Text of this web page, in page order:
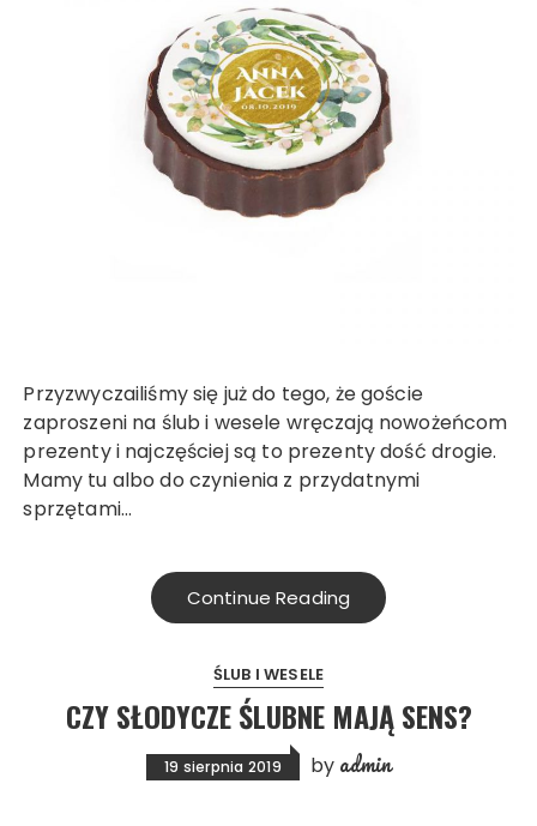
Przyzwyczailiśmy się już do tego, że goście
zaproszeni na ślub i wesele wręczają nowożeńcom
prezenty i najczęściej są to prezenty dość drogie.
Mamy tu albo do czynienia z przydatnymi
sprzętami…
Continue Reading
ŚLUB I WESELE
CZY SŁODYCZE ŚLUBNE MAJĄ SENS?
19 sierpnia 2019 by admin